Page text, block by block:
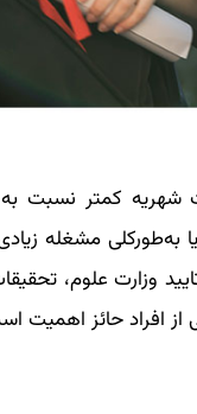
شهریه کمتر نسبت به
مشغله زیادی
وزارت علوم،
افراد حائز اهمیت